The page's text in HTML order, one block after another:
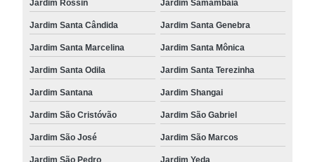
Jardim Rossin Jardim Samambaia
Jardim Santa Cândida Jardim Santa Genebra
Jardim Santa Marcelina Jardim Santa Mônica
Jardim Santa Odila Jardim Santa Terezinha
Jardim Santana Jardim Shangai
Jardim São Cristóvão Jardim São Gabriel
Jardim São José Jardim São Marcos
Jardim São Pedro Jardim Yeda